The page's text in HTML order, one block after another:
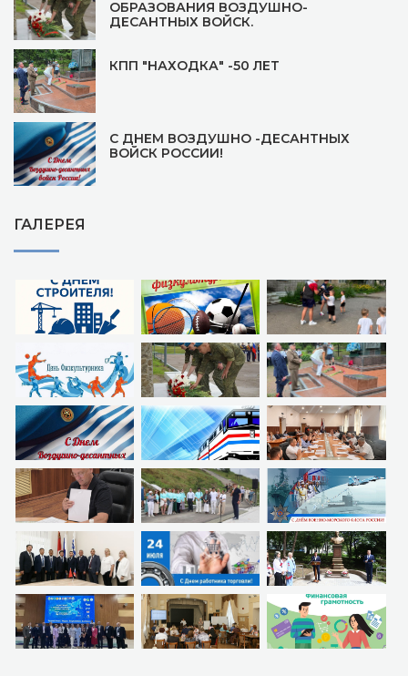
ОБРАЗОВАНИЯ ВОЗДУШНО-
ДЕСАНТНЫХ ВОЙСК.
КПП "НАХОДКА" -50 ЛЕТ
С ДНЕМ ВОЗДУШНО -ДЕСАНТНЫХ
ВОЙСК РОССИИ!
ГАЛЕРЕЯ